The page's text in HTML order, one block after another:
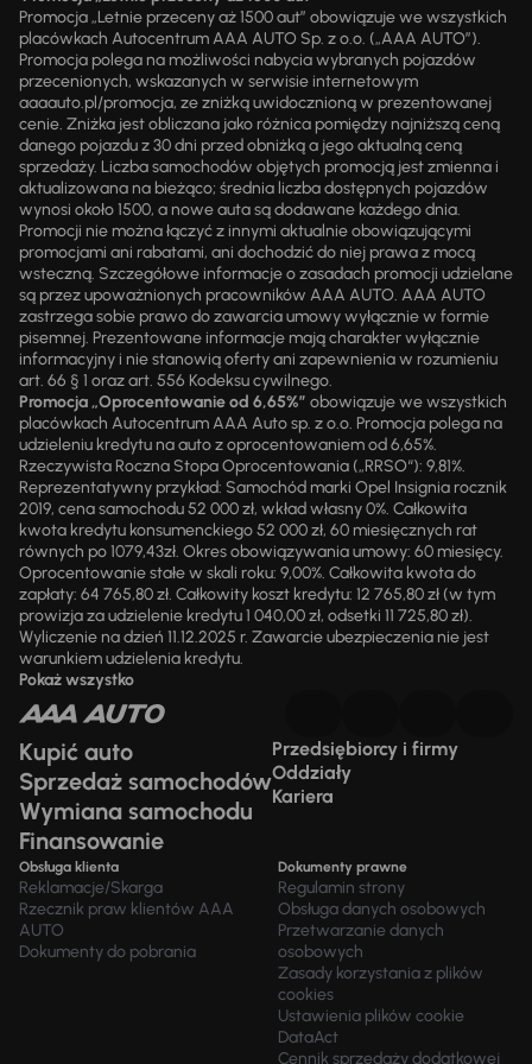
Promocja „Letnie przeceny aż 1500 aut” obowiązuje we wszystkich
placówkach Autocentrum AAA AUTO Sp. z o.o. („AAA AUTO”).
Promocja polega na możliwości nabycia wybranych pojazdów
przecenionych, wskazanych w serwisie internetowym
aaaauto.pl/promocja, ze zniżką uwidocznioną w prezentowanej
cenie. Zniżka jest obliczana jako różnica pomiędzy najniższą ceną
danego pojazdu z 30 dni przed obniżką a jego aktualną ceną
sprzedaży. Liczba samochodów objętych promocją jest zmienna i
aktualizowana na bieżąco; średnia liczba dostępnych pojazdów
wynosi około 1500, a nowe auta są dodawane każdego dnia.
Promocji nie można łączyć z innymi aktualnie obowiązującymi
promocjami ani rabatami, ani dochodzić do niej prawa z mocą
wsteczną. Szczegółowe informacje o zasadach promocji udzielane
są przez upoważnionych pracowników AAA AUTO. AAA AUTO
zastrzega sobie prawo do zawarcia umowy wyłącznie w formie
pisemnej. Prezentowane informacje mają charakter wyłącznie
informacyjny i nie stanowią oferty ani zapewnienia w rozumieniu
art. 66 § 1 oraz art. 556 Kodeksu cywilnego.
Promocja „Oprocentowanie od 6,65%” obowiązuje we wszystkich
placówkach Autocentrum AAA Auto sp. z o.o. Promocja polega na
udzieleniu kredytu na auto z oprocentowaniem od 6,65%.
Rzeczywista Roczna Stopa Oprocentowania („RRSO“): 9,81%.
Reprezentatywny przykład: Samochód marki Opel Insignia rocznik
2019, cena samochodu 52 000 zł, wkład własny 0%. Całkowita
kwota kredytu konsumenckiego 52 000 zł, 60 miesięcznych rat
równych po 1079,43zł. Okres obowiązywania umowy: 60 miesięcy.
Oprocentowanie stałe w skali roku: 9,00%. Całkowita kwota do
zapłaty: 64 765,80 zł. Całkowity koszt kredytu: 12 765,80 zł (w tym
prowizja za udzielenie kredytu 1 040,00 zł, odsetki 11 725,80 zł).
Wyliczenie na dzień 11.12.2025 r. Zawarcie ubezpieczenia nie jest
warunkiem udzielenia kredytu.
Pokaż wszystko
Kupić auto
Sprzedaż samochodów
Wymiana samochodu
Finansowanie
Przedsiębiorcy i firmy
Oddziały
Kariera
Obsługa klienta
Reklamacje/Skarga
Rzecznik praw klientów AAA
AUTO
Dokumenty do pobrania
Dokumenty prawne
Regulamin strony
Obsługa danych osobowych
Przetwarzanie danych
osobowych
Zasady korzystania z plików
cookies
Ustawienia plików cookie
DataAct
Cennik sprzedaży dodatkowej